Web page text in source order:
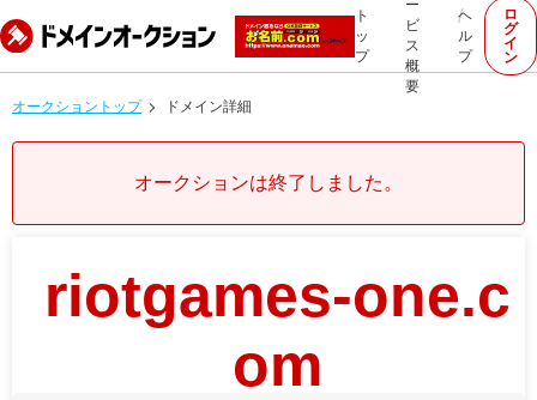
ト
ッ
プ
ー
ビ
ス
概
要
ヘ
ル
プ
ロ
グ
イ
ン
オークショントップ ドメイン詳細
オークションは終了しました。
riotgames-one.c
om